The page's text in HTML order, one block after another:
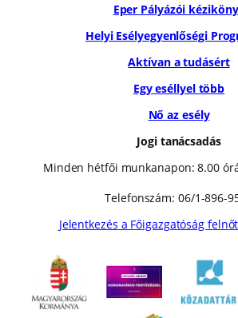
Eper Pályázói
Helyi Esélyegyenlőségi
Aktívan a tudásért
Egy eséllyel több
Nő az esély
Jogi tanácsadás
Minden hétfői munkanapon: 8.00
Telefonszám: 06/1-896-
Jelentkezés a Főigazgatóság